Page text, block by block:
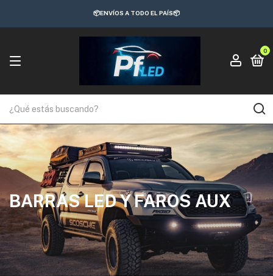
📦ENVÍOS A TODO EL PAÍS📦
0
BARRAS LED Y FAROS AUX